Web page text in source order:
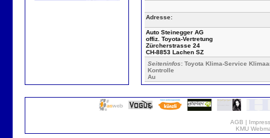
Adresse:
Auto Steinegger AG
offiz. Toyota-Vertretung
Zürcherstrasse 24
CH-8853 Lachen SZ
Seiteninfos: Toyota Klima-Service
Kontrolle
Au
AGB |
KMU